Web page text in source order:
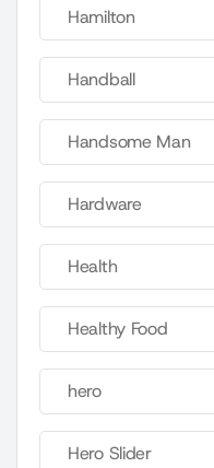
Hamilton
Handball
Handsome Man
Hardware
Health
Healthy Food
hero
Hero Slider